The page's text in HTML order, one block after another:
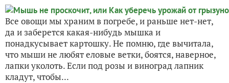
Все овощи мы храним в погребе, и раньше нет-нет,
да и заберется какая-нибудь мышка и
понадкусывает картошку. Не помню, где вычитала,
что мыши не любят еловые ветки, боятся, наверное,
лапки уколоть. Если под розы и виноград лапник
кладут, чтобы...